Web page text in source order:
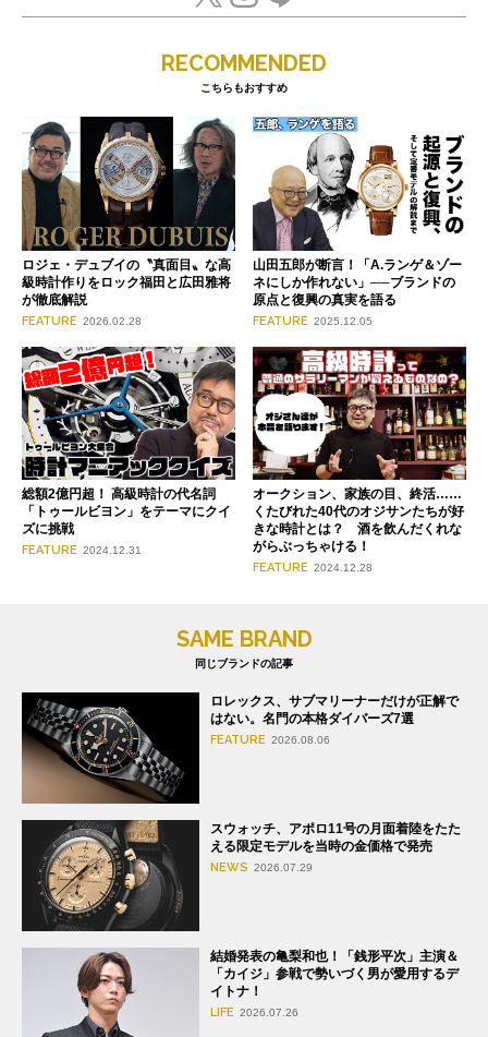
RECOMMENDED
こちらもおすすめ
ロジェ・デュブイの〝真面目〟な高
級時計作りをロック福田と広田雅将
が徹底解説
FEATURE 2026.02.28
山田五郎が断言！「A.ランゲ＆ゾー
ネにしか作れない」──ブランドの
原点と復興の真実を語る
FEATURE 2025.12.05
総額2億円超！ 高級時計の代名詞
「トゥールビヨン」をテーマにクイ
ズに挑戦
FEATURE 2024.12.31
オークション、家族の目、終活……
くたびれた40代のオジサンたちが好
きな時計とは？ 酒を飲んだくれな
がらぶっちゃける！
FEATURE 2024.12.28
SAME BRAND
同じブランドの記事
ロレックス、サブマリーナーだけが正解で
はない。名門の本格ダイバーズ7選
FEATURE 2026.08.06
スウォッチ、アポロ11号の月面着陸をたた
える限定モデルを当時の金価格で発売
NEWS 2026.07.29
結婚発表の亀梨和也！「銭形平次」主演＆
「カイジ」参戦で勢いづく男が愛用するデ
イトナ！
LIFE 2026.07.26